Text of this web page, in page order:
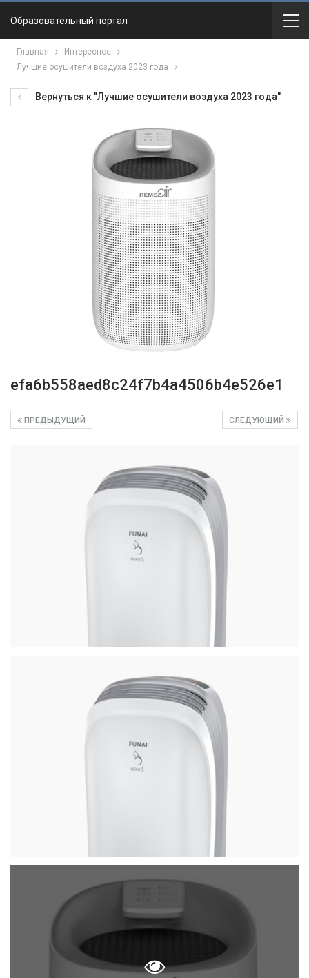
Образовательный портал
Главная
Интересное
Лучшие осушители воздуха 2023 года
Вернуться к "Лучшие осушители воздуха 2023 года"
efa6b558aed8c24f7b4a4506b4e526e1
СЛЕДУЮЩИЙ
ПРЕДЫДУЩИЙ